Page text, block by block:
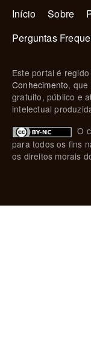
Início Sobre
Perguntas
Este portal é
Conhecimento, que
gratuito, público e
intelectual
O
para todos os fins
os direitos morais